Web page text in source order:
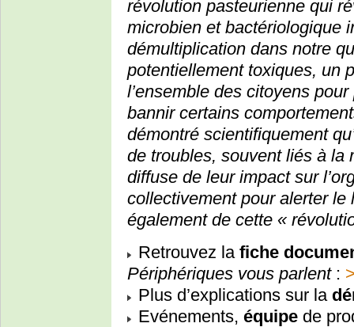
révolution pasteurienne qui
microbien et bactériologique
démultiplication dans notre
potentiellement toxiques, un
l’ensemble des citoyens
bannir certains
démontré scientifiquement
de troubles, souvent liés à la
diffuse de leur impact sur
collectivement pour alerter
également de cette «
Retrouvez la fiche
Périphériques vous parlent:
Plus d’explications sur la
Evénements, équipe de